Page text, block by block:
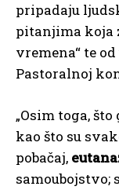
pripadaju
pitanjima koja
vremena“ te
Pastoralnoj
„Osim toga,
kao što su
pobačaj,
samoubojstvo;